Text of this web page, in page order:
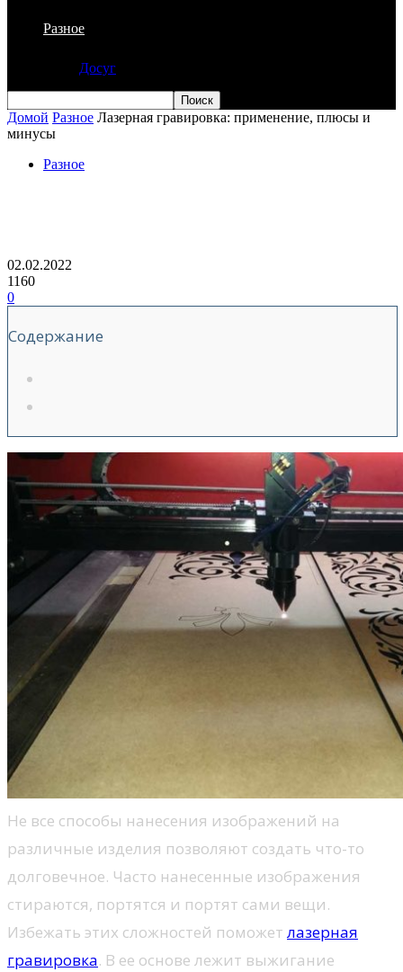
Разное
Досуг
Домой Разное Лазерная гравировка: применение, плюсы и
минусы
Разное
02.02.2022
1160
0
Содержание
Не все способы нанесения изображений на
различные изделия позволяют создать что-то
долговечное. Часто нанесенные изображения
стираются, портятся и портят сами вещи.
Избежать этих сложностей поможет лазерная
гравировка. В ее основе лежит выжигание